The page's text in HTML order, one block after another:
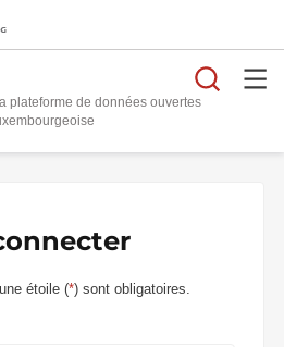
plateforme de données ouvertes
étoile (*) sont obligatoires.